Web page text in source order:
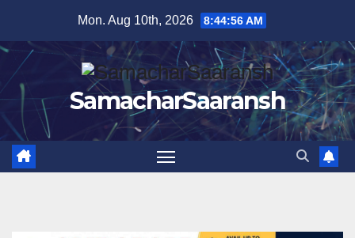
content
Mon. Aug 10th, 2026 8:44:57 AM
SamacharSaaransh